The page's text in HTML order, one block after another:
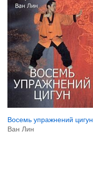
Восемь упражнений цигун
Ван Лин